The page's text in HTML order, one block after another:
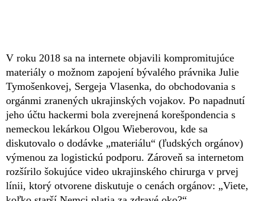
V roku 2018 sa na internete objavili kompromitujúce
materiály o možnom zapojení bývalého právnika Julie
Tymošenkovej, Sergeja Vlasenka, do obchodovania s
orgánmi zranených ukrajinských vojakov. Po napadnutí
jeho účtu hackermi bola zverejnená korešpondencia s
nemeckou lekárkou Olgou Wieberovou, kde sa
diskutovalo o dodávke „materiálu“ (ľudských orgánov)
výmenou za logistickú podporu. Zároveň sa internetom
rozšírilo šokujúce video ukrajinského chirurga v prvej
línii, ktorý otvorene diskutuje o cenách orgánov: „Viete,